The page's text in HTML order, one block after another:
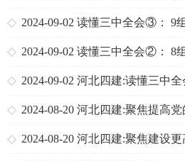
2024-09-02 读懂三中全会③： 9
2024-09-02 读懂三中全会②： 8
2024-09-02 河北四建:读懂三中
知识点
2024-08-20 河北四建:聚焦提高
（人民观点）
2024-08-20 河北四建:聚焦建设